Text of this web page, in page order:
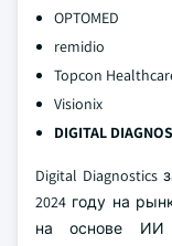
OPTOMED
remidio
Topcon
Visionix
DIGITAL
Digital
2024 году на
на основе ИИ